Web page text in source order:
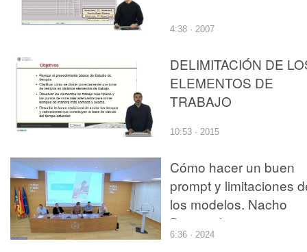
4:38 · 2007
DELIMITACIÓN DE
ELEMENTOS DE
TRABAJO
10:53 · 2015
Cómo hacer un buen
prompt y limitaciones
los modelos. Nacho
Despujol
6:36 · 2024